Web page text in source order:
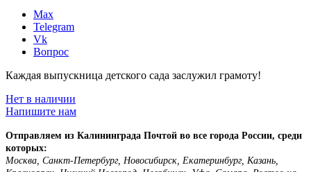
Max
Telegram
Vk
Вопрос
Каждая выпускница детского сада заслужил грамоту!
Нет в наличии
Напишите нам
Отправляем из Калининграда Почтой во все города России, среди
которых:
Москва, Санкт-Петербург, Новосибирск, Екатеринбург, Казань,